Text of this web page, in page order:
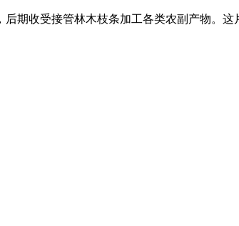
收受接管林木枝条加工各类农副产物。这